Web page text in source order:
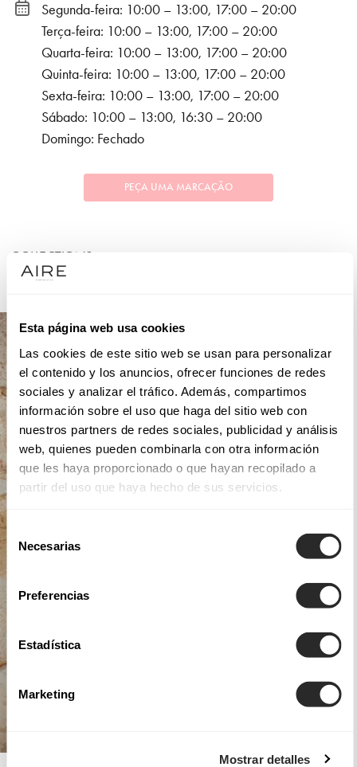
Esta página web usa cookies
Las cookies de este sitio web se usan para personalizar
el contenido y los anuncios, ofrecer funciones de redes
sociales y analizar el tráfico. Además, compartimos
información sobre el uso que haga del sitio web con
nuestros partners de redes sociales, publicidad y análisis
web, quienes pueden combinarla con otra información
que les haya proporcionado o que hayan recopilado a
partir del uso que haya hecho de sus servicios.
Selección
Necesarias
Preferencias
Estadística
Marketing
Mostrar detalles
Segunda-feira: 10:00 – 13:00, 17:00 – 20:00
Terça-feira: 10:00 – 13:00, 17:00 – 20:00
Quarta-feira: 10:00 – 13:00, 17:00 – 20:00
Quinta-feira: 10:00 – 13:00, 17:00 – 20:00
Sexta-feira: 10:00 – 13:00, 17:00 – 20:00
Sábado: 10:00 – 13:00, 16:30 – 20:00
Domingo: Fechado
PEÇA UMA MARCAÇÃO
COLLECTIONS